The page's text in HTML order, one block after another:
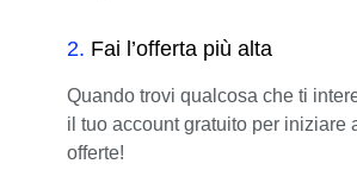
2. Fai l’offerta più alta
Quando trovi qualcosa che ti
il tuo account gratuito per iniziare
offerte!